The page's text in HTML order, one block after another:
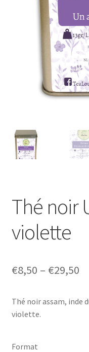
Fruits déshydratés
coffrets découvertes
Thé noir
violette
€8,50 – €29,50
Thé noir assam, inde
violette.
Format